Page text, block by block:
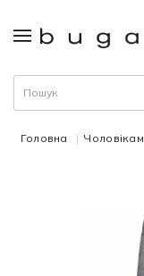
Головна Чоловікам